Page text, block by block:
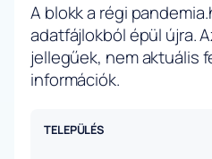
A blokk a régi
adatfájlokból épül újra.
jellegűek, nem aktuális
információk.
TELEPÜLÉS